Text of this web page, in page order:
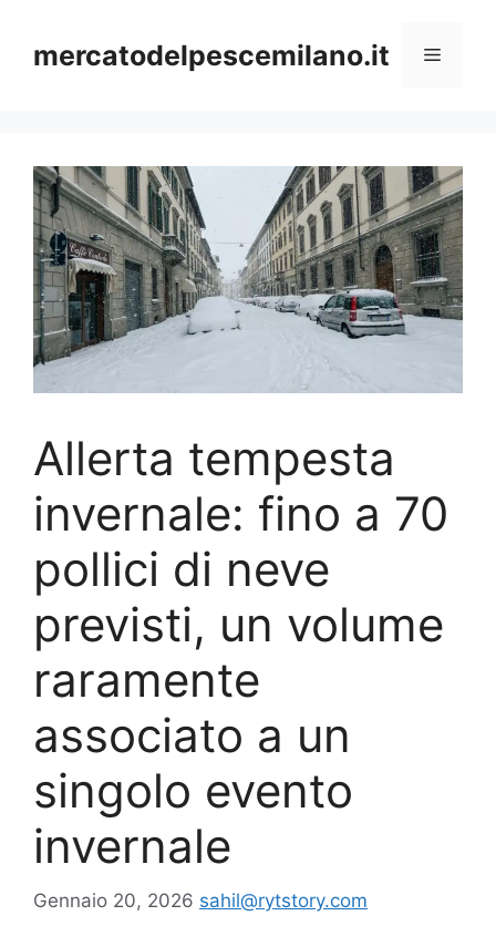
contenuto
mercatodelpescemilano.it Menu
Allerta tempesta
invernale: fino a 70
pollici di neve
previsti, un volume
raramente
associato a un
singolo evento
invernale
Gennaio 20, 2026 sahil@rytstory.com